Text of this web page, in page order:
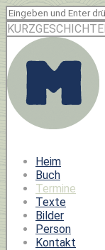
Heim
Buch
Termine
Texte
Bilder
Person
Kontakt